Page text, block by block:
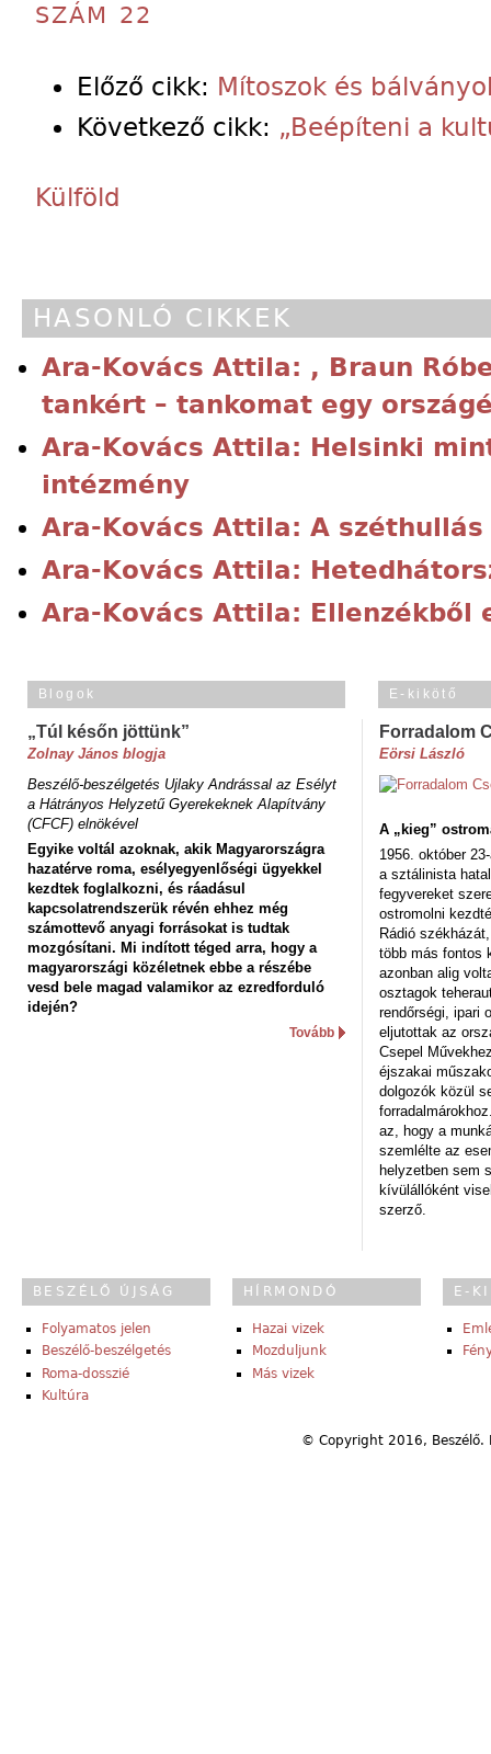
SZÁM 22
Előző cikk: Mítoszok és
Következő cikk: „Beépíteni a
Külföld
HASONLÓ CIKKEK
Ara-Kovács Attila: , Braun
tankért – tankomat egy
Ara-Kovács Attila: Helsinki
intézmény
Ara-Kovács Attila: A
Ara-Kovács Attila:
Ara-Kovács Attila: Ellenzékből
Blogok
„Túl későn jöttünk”
Zolnay János blogja
Beszélő-beszélgetés Ujlaky Andrással az Esélyt
a Hátrányos Helyzetű Gyerekeknek Alapítvány
(CFCF) elnökével
Egyike voltál azoknak, akik Magyarországra
hazatérve roma, esélyegyenlőségi ügyekkel
kezdtek foglalkozni, és ráadásul
kapcsolatrendszerük révén ehhez még
számottevő anyagi forrásokat is tudtak
mozgósítani. Mi indított téged arra, hogy a
magyarországi közéletnek ebbe a részébe
vesd bele magad valamikor az ezredforduló
idején?
Tovább
E-kikötő
Forradalom
Eörsi László
A „kieg”
1956. október
a sztálinista
fegyvereket
ostromolni
Rádió
több más fontos
azonban alig
osztagok
rendőrségi, ipari
eljutottak az
Csepel
éjszakai
dolgozók közül
az, hogy a
szemlélte az
helyzetben sem
kívülállóként
szerző.
BESZÉLŐ ÚJSÁG
Folyamatos jelen
Beszélő-beszélgetés
Roma-dosszié
Kultúra
HÍRMONDÓ
Hazai vizek
Mozduljunk
Más vizek
E-
© Copyright 2016,